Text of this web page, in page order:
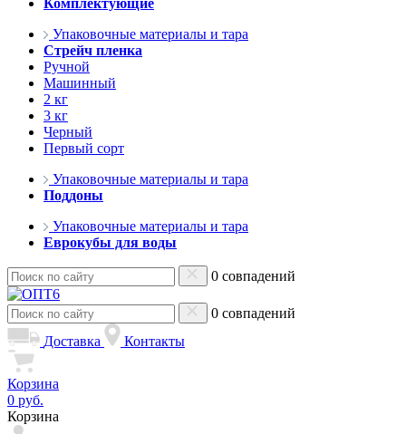
Комплектующие
Упаковочные материалы и тара
Стрейч пленка
Ручной
Машинный
2 кг
3 кг
Черный
Первый сорт
Упаковочные материалы и тара
Поддоны
Упаковочные материалы и тара
Еврокубы для воды
0 совпадений
0 совпадений
Доставка
Контакты
Корзина
0 руб.
Корзина